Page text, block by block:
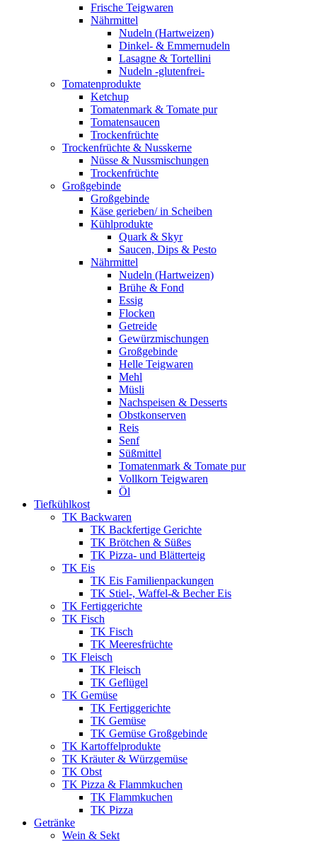
Frische Teigwaren
Nährmittel
Nudeln (Hartweizen)
Dinkel- & Emmernudeln
Lasagne & Tortellini
Nudeln -glutenfrei-
Tomatenprodukte
Ketchup
Tomatenmark & Tomate pur
Tomatensaucen
Trockenfrüchte
Trockenfrüchte & Nusskerne
Nüsse & Nussmischungen
Trockenfrüchte
Großgebinde
Großgebinde
Käse gerieben/ in Scheiben
Kühlprodukte
Quark & Skyr
Saucen, Dips & Pesto
Nährmittel
Nudeln (Hartweizen)
Brühe & Fond
Essig
Flocken
Getreide
Gewürzmischungen
Großgebinde
Helle Teigwaren
Mehl
Müsli
Nachspeisen & Desserts
Obstkonserven
Reis
Senf
Süßmittel
Tomatenmark & Tomate pur
Vollkorn Teigwaren
Öl
Tiefkühlkost
TK Backwaren
TK Backfertige Gerichte
TK Brötchen & Süßes
TK Pizza- und Blätterteig
TK Eis
TK Eis Familienpackungen
TK Stiel-, Waffel-& Becher Eis
TK Fertiggerichte
TK Fisch
TK Fisch
TK Meeresfrüchte
TK Fleisch
TK Fleisch
TK Geflügel
TK Gemüse
TK Fertiggerichte
TK Gemüse
TK Gemüse Großgebinde
TK Kartoffelprodukte
TK Kräuter & Würzgemüse
TK Obst
TK Pizza & Flammkuchen
TK Flammkuchen
TK Pizza
Getränke
Wein & Sekt